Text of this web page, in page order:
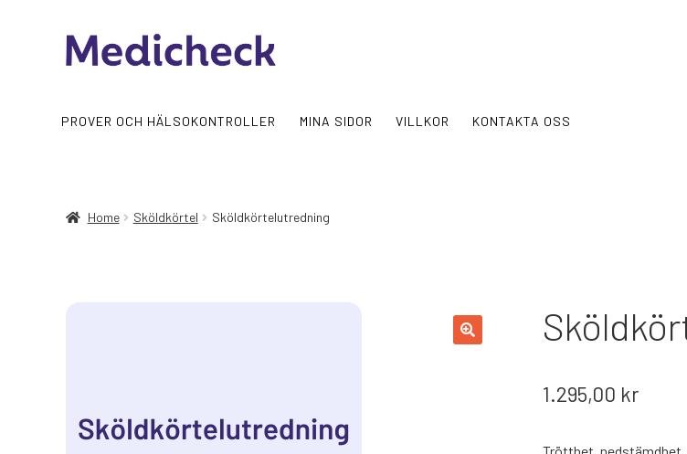
Skip
to
Skip
to
PROVER OCH HÄLSOKONTROLLER MINA SIDOR VILLKOR KONTAKTA OSS
Home Sköldkörtel Sköldkörtelutredning
1.295,00 kr